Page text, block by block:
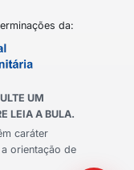
da:
UM
LEIA A BULA.
caráter
orientação de